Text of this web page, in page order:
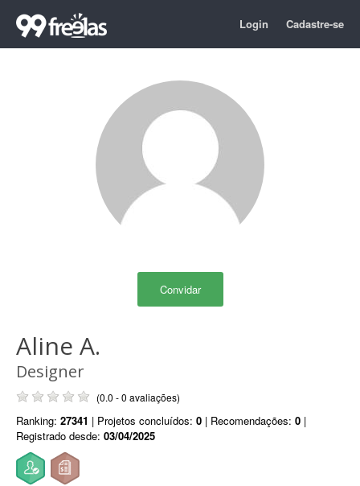
Login Cadastre-se
Convidar
Aline A.
Designer
(0.0 - 0 avaliações)
Ranking: 27341 | Projetos concluídos: 0 | Recomendações: 0 |
Registrado desde: 03/04/2025